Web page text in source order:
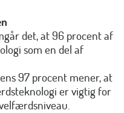
det, at 96 procent af
som en del af
97 procent mener, at
er vigtig for